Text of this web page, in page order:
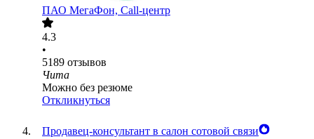
ПАО МегаФон, Call-центр
4.3
•
5189 отзывов
Чита
Можно без резюме
Откликнуться
Продавец-консультант в салон сотовой связи